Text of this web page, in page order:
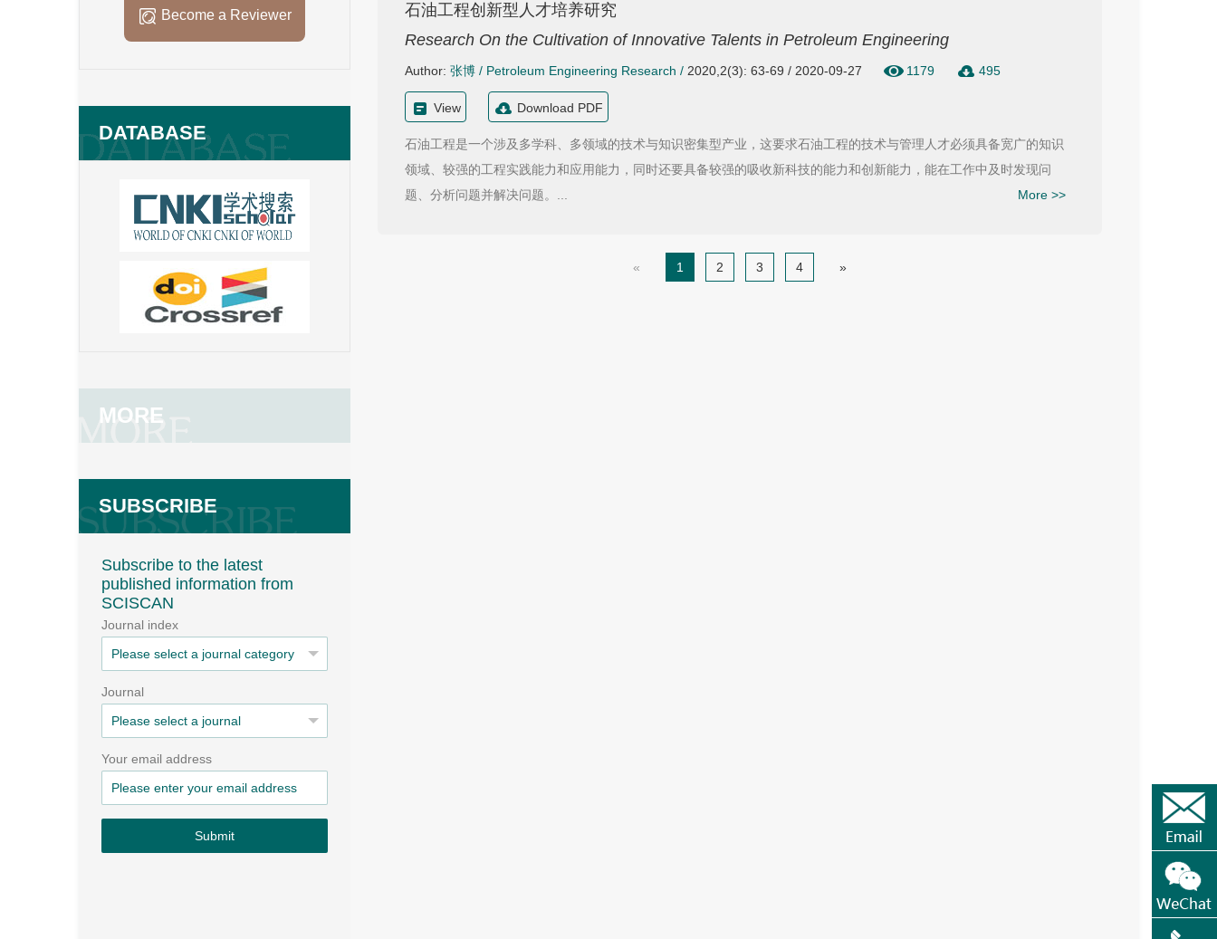
Become a Reviewer
DATABASE
MORE
SUBSCRIBE
Subscribe to the latest
published information from
SCISCAN
Journal index
Journal
Your email address
Submit
石油工程创新型人才培养研究
Research On the Cultivation of Innovative Talents in Petroleum Engineering
Author: 张博 / Petroleum Engineering Research / 2020,2(3): 63-69 / 2020-09-27 1179 495
View Download PDF
石油工程是一个涉及多学科、多领域的技术与知识密集型产业，这要求石油工程的技术与管理人才必须具备宽广的知识
领域、较强的工程实践能力和应用能力，同时还要具备较强的吸收新科技的能力和创新能力，能在工作中及时发现问
题、分析问题并解决问题。...
More >>
« 1 2 3 4 »